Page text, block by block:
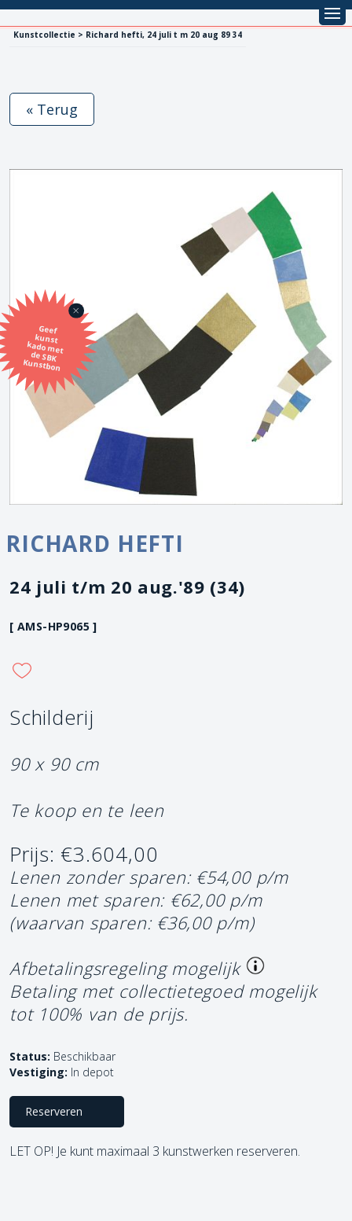
Kunstcollectie > Richard hefti, 24 juli t m 20 aug 89 34
Geef
kunst
kado met
de SBK
Kunstbon
« Terug
RICHARD HEFTI
24 juli t/m 20 aug.'89 (34)
[ AMS-HP9065 ]
Schilderij
90 x 90 cm
Te koop en te leen
Prijs: €3.604,00
Lenen zonder sparen: €54,00 p/m
Lenen met sparen: €62,00 p/m
(waarvan sparen: €36,00 p/m)
Afbetalingsregeling mogelijk
Betaling met collectietegoed mogelijk
tot 100% van de prijs.
Status: Beschikbaar
Vestiging: In depot
Reserveren
LET OP! Je kunt maximaal 3 kunstwerken reserveren.